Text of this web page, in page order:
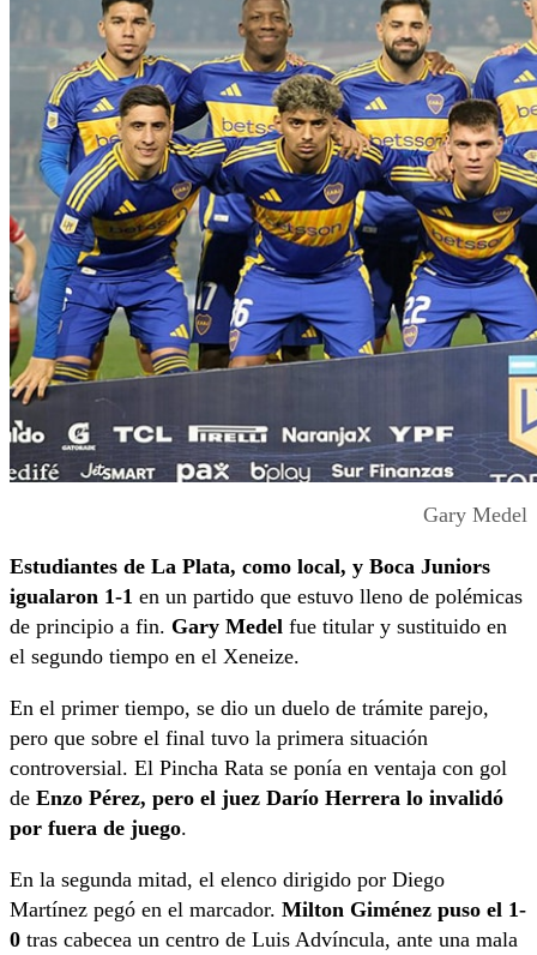
Gary Medel
Estudiantes de La Plata, como local, y Boca Juniors
igualaron 1-1 en un partido que estuvo lleno de polémicas
de principio a fin. Gary Medel fue titular y sustituido en
el segundo tiempo en el Xeneize.
En el primer tiempo, se dio un duelo de trámite parejo,
pero que sobre el final tuvo la primera situación
controversial. El Pincha Rata se ponía en ventaja con gol
de Enzo Pérez, pero el juez Darío Herrera lo invalidó
por fuera de juego.
En la segunda mitad, el elenco dirigido por Diego
Martínez pegó en el marcador. Milton Giménez puso el 1-
0 tras cabecea un centro de Luis Advíncula, ante una mala